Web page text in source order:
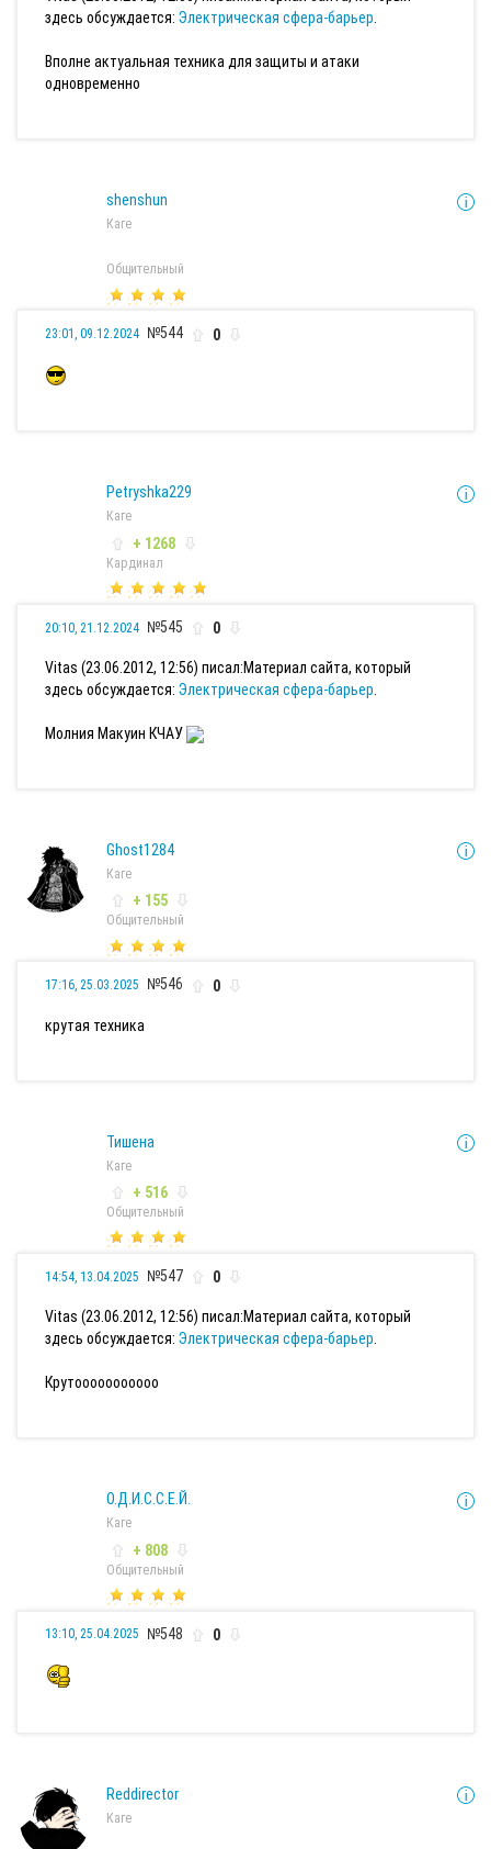
здесь обсуждается: Электрическая сфера-барьер.
Вполне актуальная техника для защиты и атаки
одновременно
shenshun
Каге
Общительный
23:01, 09.12.2024 №544 0
Petryshka229
Каге
+ 1268
Кардинал
20:10, 21.12.2024 №545 0
Vitas (23.06.2012, 12:56) писал:Материал сайта, который
здесь обсуждается: Электрическая сфера-барьер
Молния Макуин КЧАУ
Ghost1284
Каге
+ 155
Общительный
17:16, 25.03.2025 №546 0
крутая техника
Тишена
Каге
+ 516
Общительный
14:54, 13.04.2025 №547 0
Vitas (23.06.2012, 12:56) писал:Материал сайта, который
здесь обсуждается: Электрическая сфера-барьер.
Крутооооооооооо
О.Д.И.С.С.Е.Й.
Каге
+ 808
Общительный
13:10, 25.04.2025 №548 0
Reddirector
Каге